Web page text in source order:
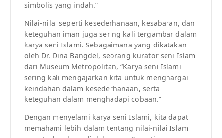
simbolis yang indah.”
Nilai-nilai seperti kesederhanaan, kesabaran, dan
keteguhan iman juga sering kali tergambar dalam
karya seni Islami. Sebagaimana yang dikatakan
oleh Dr. Dina Bangdel, seorang kurator seni Islam
dari Museum Metropolitan, “Karya seni Islami
sering kali mengajarkan kita untuk menghargai
keindahan dalam kesederhanaan, serta
keteguhan dalam menghadapi cobaan.”
Dengan menyelami karya seni Islami, kita dapat
memahami lebih dalam tentang nilai-nilai Islam